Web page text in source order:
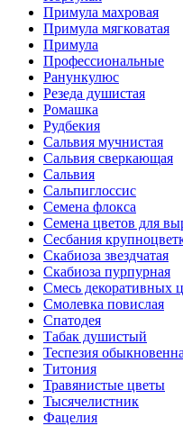
Примула махровая
Примула мягковатая
Примула
Профессиональные
Ранункулюс
Резеда душистая
Ромашка
Рудбекия
Сальвия мучнистая
Сальвия сверкающая
Сальвия
Сальпиглоссис
Семена флокса
Семена цветов для
Сесбания
Скабиоза звездчатая
Скабиоза пурпурная
Смесь декоративных
Смолевка повислая
Спатодея
Табак душистый
Теспезия
Титония
Травянистые цветы
Тысячелистник
Фацелия